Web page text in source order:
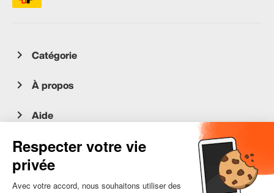
Catégorie
À propos
Aide
Service client
occasion.migros.mobile@recommerce.com